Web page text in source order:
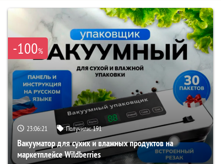
-100%
23:06:20 Получили:191
Вакууматор для сухих и влажных продуктов на
маркетплейсе Wildberries